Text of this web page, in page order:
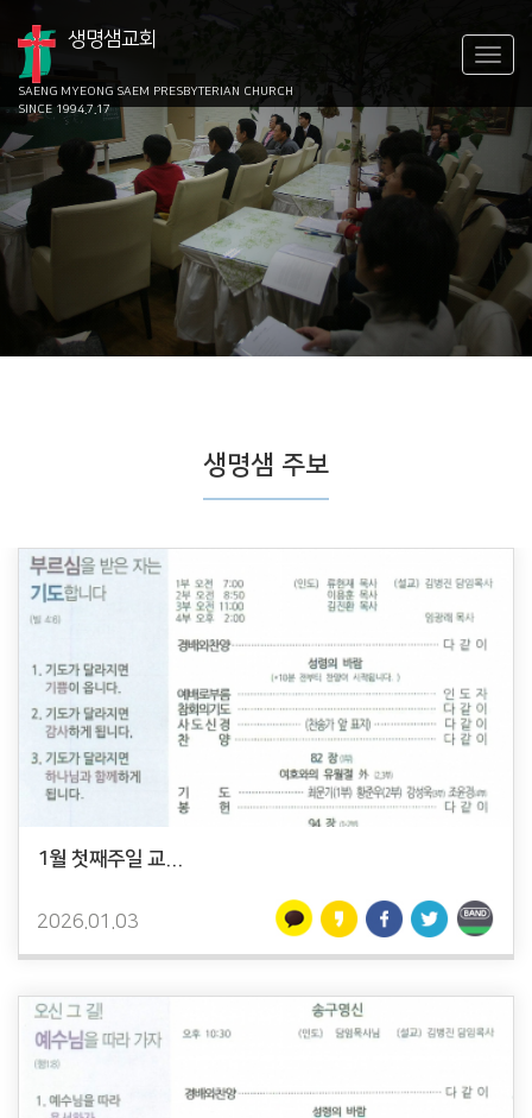
생명샘교회
SAENG MYEONG SAEM PRESBYTERIAN CHURCH
SINCE 1994.7.17
생명샘 주보
1월 첫째주일 교...
2026.01.03